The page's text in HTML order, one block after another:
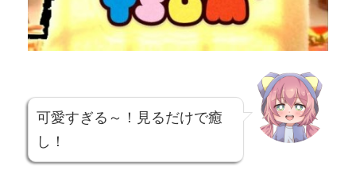
可愛すぎる～！見るだけで癒
し！